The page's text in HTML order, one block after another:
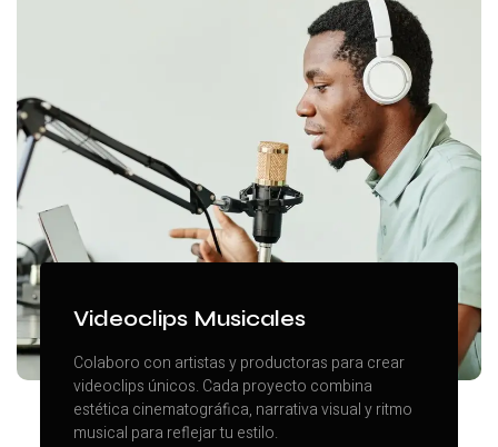
Videoclips Musicales
Colaboro con artistas y productoras para crear
videoclips únicos. Cada proyecto combina
estética cinematográfica, narrativa visual y ritmo
musical para reflejar tu estilo.